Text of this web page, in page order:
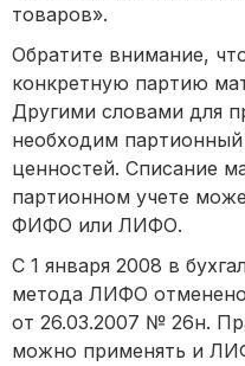
товаров».
Обратите внимание,
конкретную партию
Другими словами для
необходим
ценностей. Списание
партионном учете
ФИФО или ЛИФО.
С 1 января 2008 в
метода ЛИФО
от 26.03.2007 № 26н.
можно применять и